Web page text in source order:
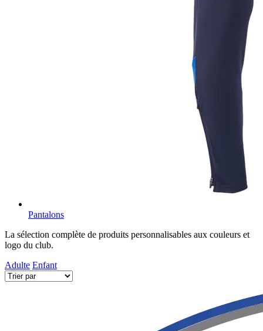
Pantalons
La sélection complète de produits personnalisables aux couleurs et
logo du club.
Adulte Enfant